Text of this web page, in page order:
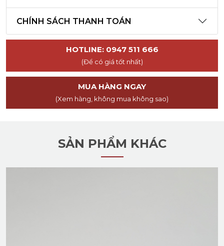
CHÍNH SÁCH THANH TOÁN
HOTLINE: 0947 511 666
(Để có giá tốt nhất)
MUA HÀNG NGAY
(Xem hàng, không mua không sao)
SẢN PHẨM KHÁC